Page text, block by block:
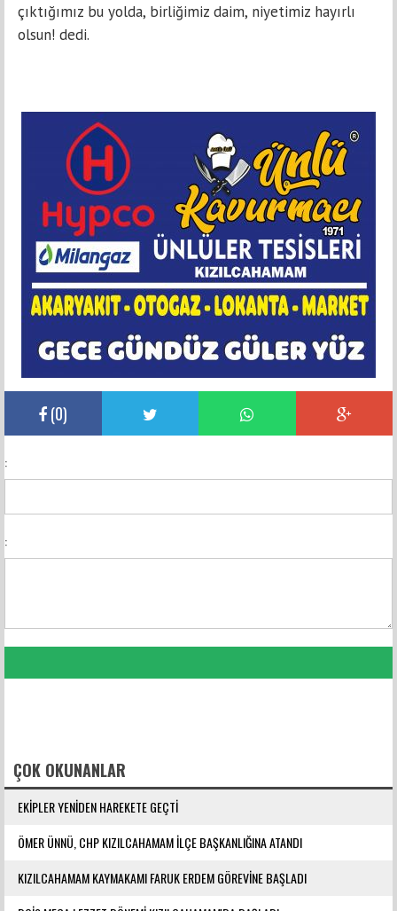
çıktığımız bu yolda, birliğimiz daim, niyetimiz hayırlı
olsun! dedi.
(0)
:
:
ÇOK OKUNANLAR
EKİPLER YENİDEN HAREKETE GEÇTİ
ÖMER ÜNNÜ, CHP KIZILCAHAMAM İLÇE BAŞKANLIĞINA ATANDI
KIZILCAHAMAM KAYMAKAMI FARUK ERDEM GÖREVİNE BAŞLADI